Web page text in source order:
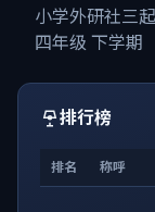
小学外研社三
四年级 下学期
排行榜
排名 称呼